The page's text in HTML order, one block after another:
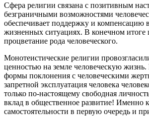
Сфера религии связана с позитивным
безграничными возможностями
обеспечивает поддержку и компенсацию
жизненных ситуациях. В конечном
процветание рода человеческого.
Монотеистические религии
ценностью на земле человеческую
формы поклонения с человеческими
запретной эксплуатация человека
только по-настоящему свободная
вклад в общественное развитие! Именно
самостоятельности в первую очередь и